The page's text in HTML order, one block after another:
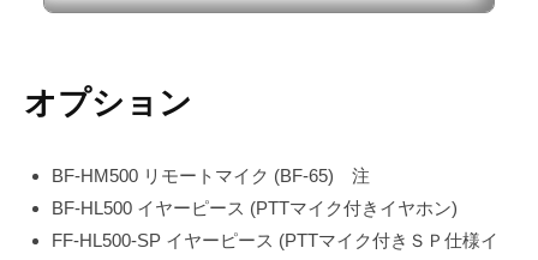
オプション
BF-HM500 リモートマイク (BF-65) 注
BF-HL500 イヤーピース (PTTマイク付きイヤホン)
FF-HL500-SP イヤーピース (PTTマイク付きＳＰ仕様イ